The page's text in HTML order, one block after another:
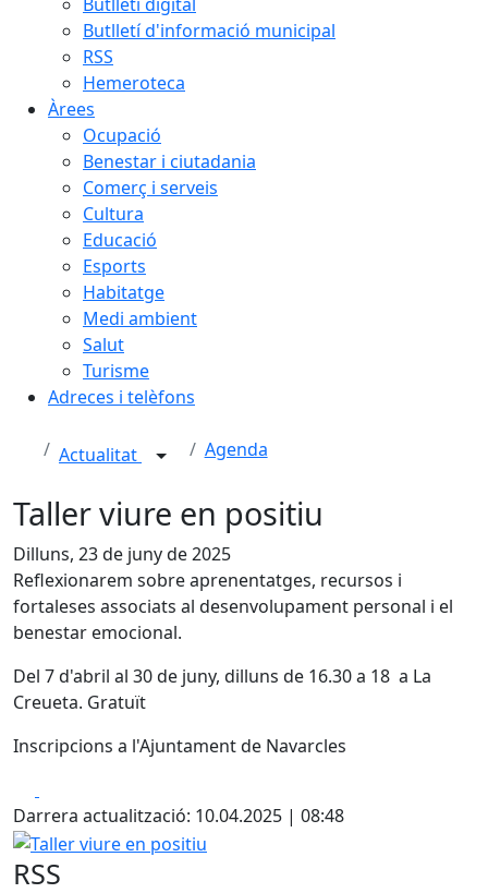
Butlletí d'informació municipal
RSS
Hemeroteca
Àrees
Ocupació
Benestar i ciutadania
Comerç i serveis
Cultura
Educació
Esports
Habitatge
Medi ambient
Salut
Turisme
Adreces i telèfons
Actualitat Agenda
Taller viure en positiu
Dilluns, 23 de juny de 2025
Reflexionarem sobre aprenentatges, recursos i
fortaleses associats al desenvolupament personal i el
benestar emocional.
Del 7 d'abril al 30 de juny, dilluns de 16.30 a 18 a La
Creueta. Gratuït
Inscripcions a l'Ajuntament de Navarcles
Darrera actualització: 10.04.2025 | 08:48
Taller viure en positiu
RSS